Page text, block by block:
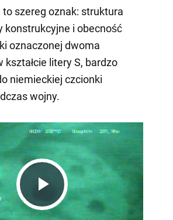
to szereg oznak: struktura
konstrukcyjne i obecność
oznaczonej dwoma
kształcie litery S, bardzo
niemieckiej czcionki
wojny.
Play